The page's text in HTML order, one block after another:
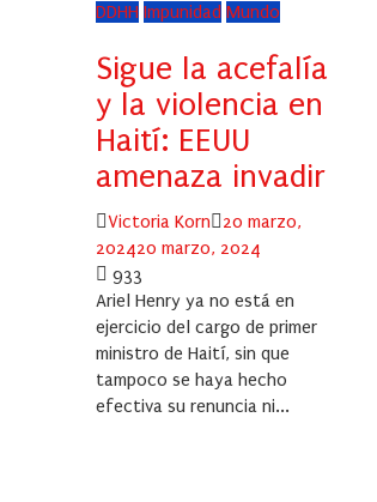
DDHH Impunidad Mundo
Sigue la acefalía
y la violencia en
Haití: EEUU
amenaza invadir
Author
Victoria Korn
Posted
on
20 marzo,
202420 marzo, 2024
933
Ariel Henry ya no está en
ejercicio del cargo de primer
ministro de Haití, sin que
tampoco se haya hecho
efectiva su renuncia ni...